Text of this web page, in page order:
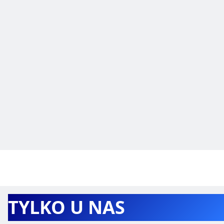
TYLKO U NAS